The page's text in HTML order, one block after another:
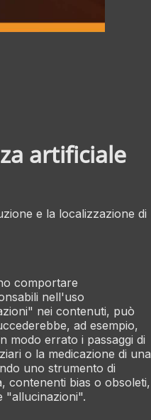
artificiale
e la localizzazione di
comportare
nell'uso
nei contenuti, può
ad esempio,
modo errato i passaggi di
o la medicazione di una
uno strumento di
contenenti bias o obsoleti,
"allucinazioni".